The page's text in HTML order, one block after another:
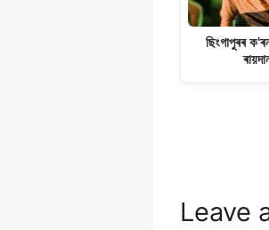
ছিংগাপুৰৰ
Leave